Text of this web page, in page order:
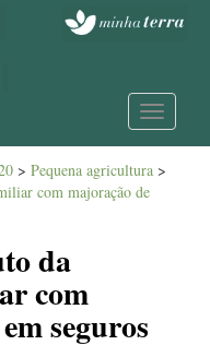
Toggle
> Pequena agricultura >
com majoração de
da
com
seguros